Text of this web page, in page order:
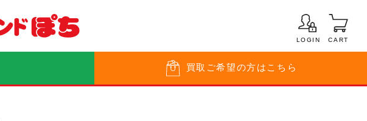
LOGIN CART
買取 ご希望の方はこちら